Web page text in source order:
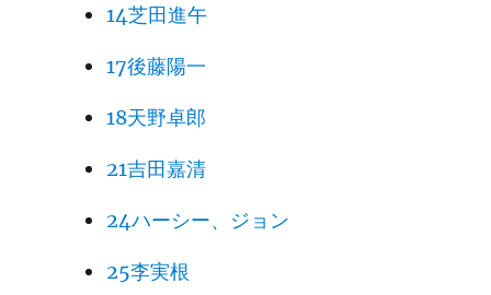
14芝田進午
17後藤陽一
18天野卓郎
21吉田嘉清
24ハーシー、ジョン
25李実根